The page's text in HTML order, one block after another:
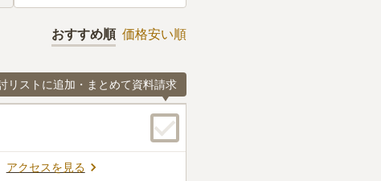
おすすめ順 価格安い順
リストに追加・まとめて資料請求
アクセスを見る